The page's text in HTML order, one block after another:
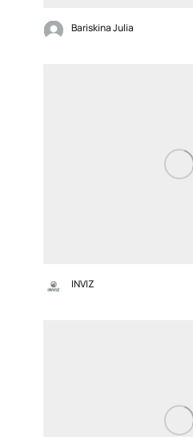
Bariskina Julia
INVIZ